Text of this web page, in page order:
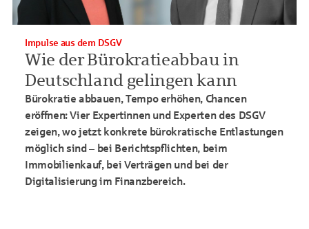
Wie der Bürokratieabbau in
Deutschland gelingen kann
Impulse aus dem DSGV
Bürokratie abbauen, Tempo erhöhen, Chancen
eröffnen: Vier Expertinnen und Experten des DSGV
zeigen, wo jetzt konkrete bürokratische Entlastungen
möglich sind – bei Berichtspflichten, beim
Immobilienkauf, bei Verträgen und bei der
Digitalisierung im Finanzbereich.